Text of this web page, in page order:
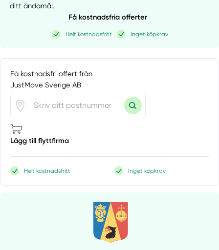
ditt ändamål.
Få kostnadsfria offerter
Helt kostnadsfritt Inget köpkrav
Få kostnadsfri offert från
JustMove Sverige AB
Lägg till flyttfirma
Helt kostnadsfritt Inget köpkrav